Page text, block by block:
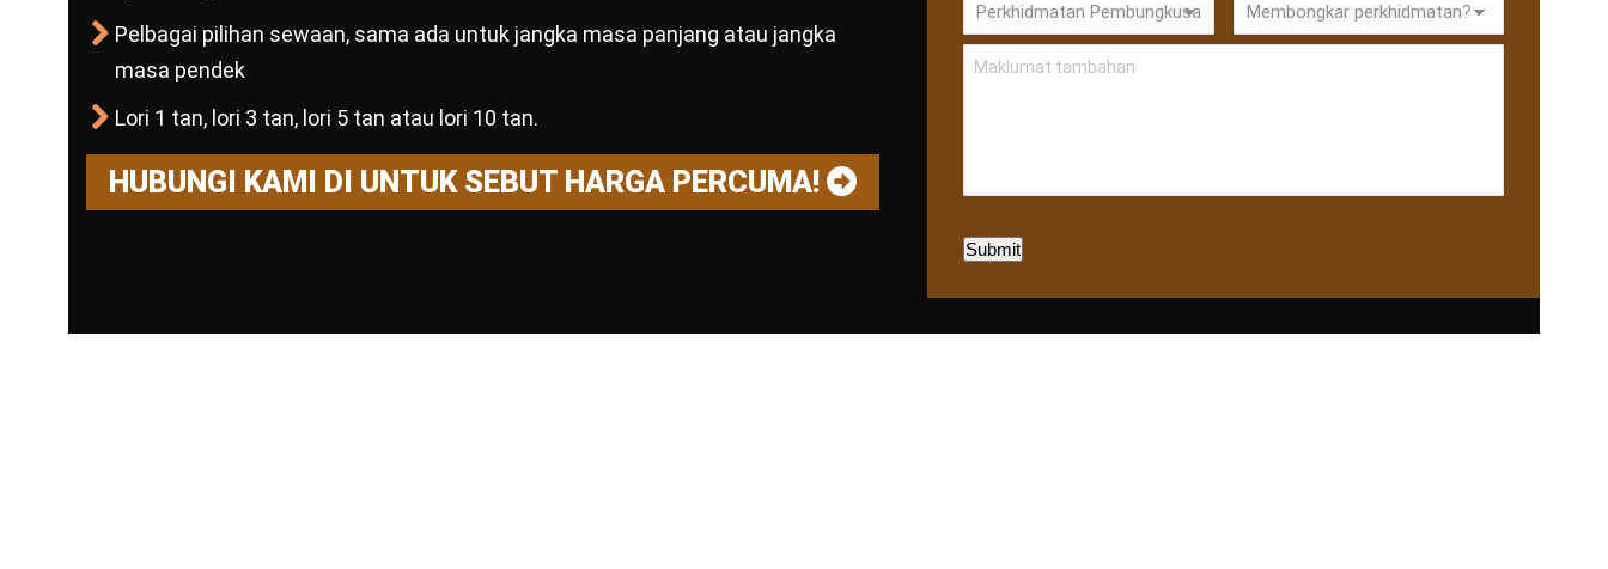
Pelbagai pilihan sewaan, sama ada untuk jangka masa panjang atau jangka
masa pendek
Lori 1 tan, lori 3 tan, lori 5 tan atau lori 10 tan.
HUBUNGI KAMI DI UNTUK SEBUT HARGA PERCUMA!
Submit